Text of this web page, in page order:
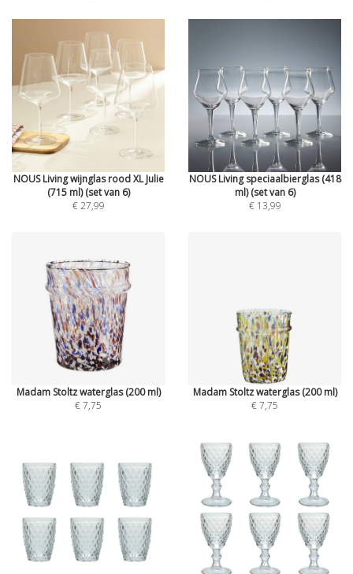
NOUS Living wijnglas rood XL Julie
(715 ml) (set van 6)
€ 27,99
NOUS Living speciaalbierglas (418
ml) (set van 6)
€ 13,99
Madam Stoltz waterglas (200 ml)
€ 7,75
Madam Stoltz waterglas (200 ml)
€ 7,75